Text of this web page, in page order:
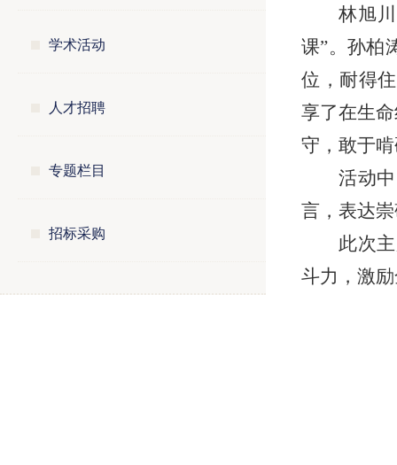
学术活动
人才招聘
专题栏目
招标采购
林旭
课”。孙柏
位，耐得
享了在生
守，敢于
活动
言，表达
此次
斗力，激